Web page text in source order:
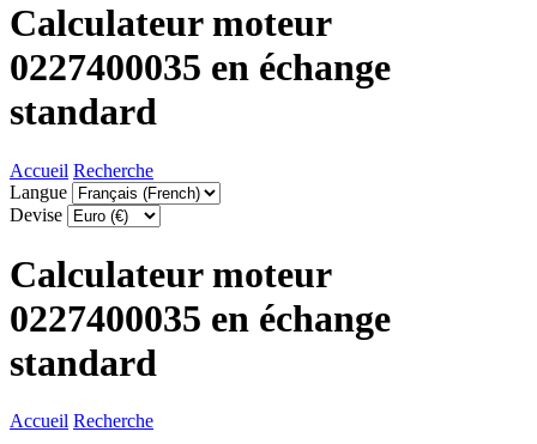
Calculateur moteur
0227400035 en échange
standard
Accueil Recherche
Langue
Devise
Calculateur moteur
0227400035 en échange
standard
Accueil Recherche